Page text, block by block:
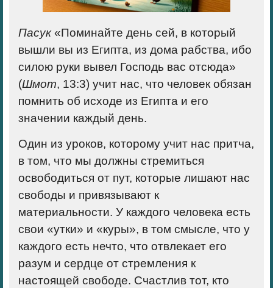
Пасук«Поминайте день сей, в который
вышли вы из Египта, из дома рабства, ибо
силою руки вывел Господь вас отсюда»
(Шмот, 13:3) учит нас, что человек обязан
помнить об исходе из Египта и его
значении каждый день.
Один из уроков, которому учит нас притча,
в том, что мы должны стремиться
освободиться от пут, которые лишают нас
свободы и привязывают к
материальности. У каждого человека есть
свои «утки» и «куры», в том смысле, что у
каждого есть нечто, что отвлекает его
разум и сердце от стремления к
настоящей свободе. Счастлив тот, кто